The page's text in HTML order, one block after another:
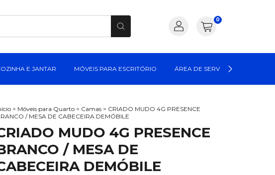
0
E JANTAR MÓVEIS PARA ESCRITÓRIO ÁREA DE SERVIÇO
> Móveis para Quarto > Camas > CRIADO MUDO 4G PRESENCE
/ MESA DE CABECEIRA DEMÓBILE
MUDO 4G PRESENCE
/ MESA DE
DEMÓBILE